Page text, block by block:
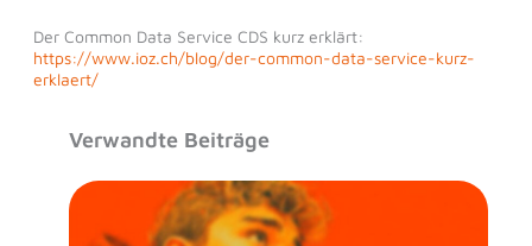
Der Common Data Service CDS kurz erklärt:
https://www.ioz.ch/blog/der-common-data-service-kurz-
erklaert/
Verwandte Beiträge